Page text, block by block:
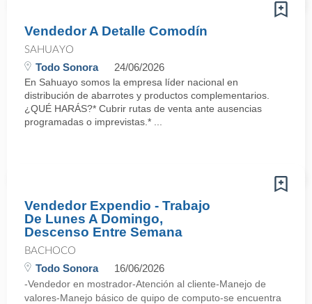
Vendedor A Detalle Comodín
SAHUAYO
Todo Sonora 24/06/2026
En Sahuayo somos la empresa líder nacional en
distribución de abarrotes y productos complementarios.
¿QUÉ HARÁS?* Cubrir rutas de venta ante ausencias
programadas o imprevistas.* ...
Vendedor Expendio - Trabajo
De Lunes A Domingo,
Descenso Entre Semana
BACHOCO
Todo Sonora 16/06/2026
-Vendedor en mostrador-Atención al cliente-Manejo de
valores-Manejo básico de quipo de computo-se encuentra